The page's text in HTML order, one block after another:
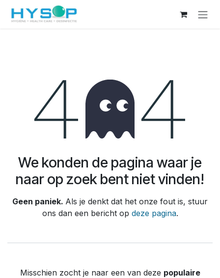
Overslaan naar inhoud
Fout 404
We konden de pagina waar je
naar op zoek bent niet vinden!
Geen paniek. Als je denkt dat het onze fout is, stuur
ons dan een bericht op deze pagina.
Misschien zocht je naar een van deze populaire